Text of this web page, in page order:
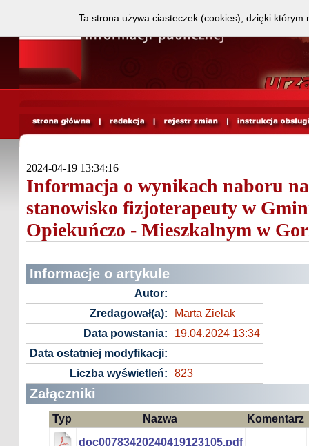
2024-04-19 13:34:16
Informacja o wynikach naboru
stanowisko fizjoterapeuty w
Opiekuńczo - Mieszkalnym w
Informacje o artykule
Autor:
Zredagował(a):
Marta Zielak
Data powstania:
19.04.2024 13:34
Data ostatniej modyfikacji:
Liczba wyświetleń:
823
Załączniki
Typ Nazwa
Komentarz
doc00783420240419123105.pdf
Ta strona używa ciasteczek (cookies), dzięki którym